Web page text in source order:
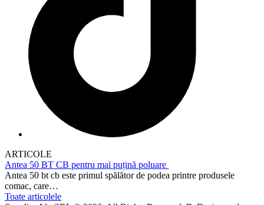
ARTICOLE
Antea 50 BT CB pentru mai puțină poluare
Antea 50 bt cb este primul spălător de podea printre produsele
comac, care…
Toate articolele